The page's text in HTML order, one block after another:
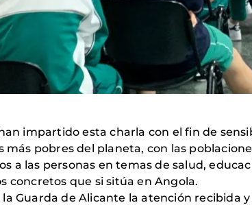
impartido esta charla con el fin de
más pobres del planeta, con las
a las personas en temas de salud,
concretos que si sitúa en Angola.
Guarda de Alicante la atención recibida